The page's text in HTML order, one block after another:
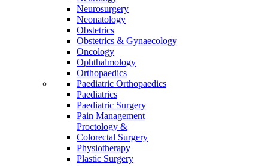
Neurosurgery
Neonatology
Obstetrics
Obstetrics & Gynaecology
Oncology
Ophthalmology
Orthopaedics
Paediatric Orthopaedics
Paediatrics
Paediatric Surgery
Pain Management
Proctology &
Colorectal Surgery
Physiotherapy
Plastic Surgery